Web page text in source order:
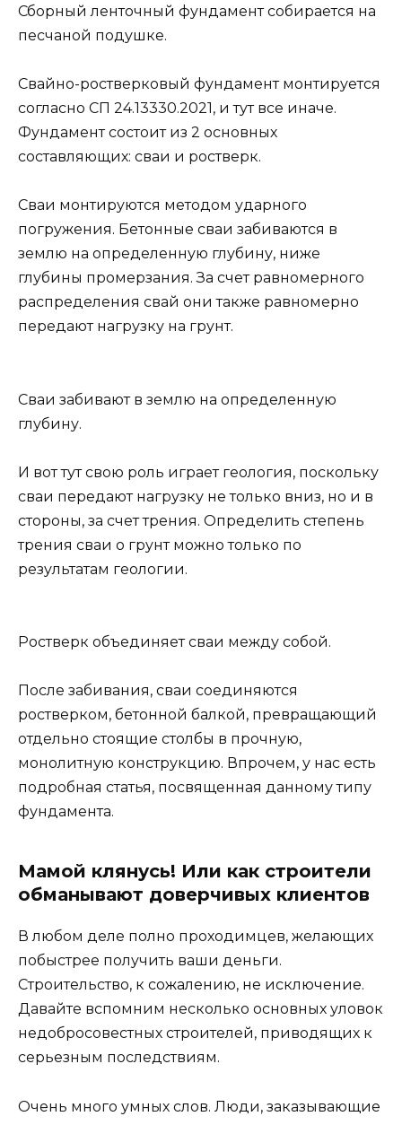
Сборный ленточный фундамент собирается на
песчаной подушке.
​Свайно-ростверковый фундамент монтируется
согласно СП 24.13330.2021, и тут все иначе.
Фундамент состоит из 2 основных
составляющих: сваи и ростверк.
Сваи монтируются методом ударного
погружения. Бетонные сваи забиваются в
землю на определенную глубину, ниже
глубины промерзания. За счет равномерного
распределения свай они также равномерно
передают нагрузку на грунт.
Сваи забивают в землю на определенную
глубину.
И вот тут свою роль играет геология, поскольку
сваи передают нагрузку не только вниз, но и в
стороны, за счет трения. Определить степень
трения сваи о грунт можно только по
результатам геологии.
Ростверк объединяет сваи между собой.
После забивания, сваи соединяются
ростверком, бетонной балкой, превращающий
отдельно стоящие столбы в прочную,
монолитную конструкцию. Впрочем, у нас есть
подробная статья, посвященная данному типу
фундамента.
Мамой клянусь! Или как строители
обманывают доверчивых клиентов
В любом деле полно проходимцев, желающих
побыстрее получить ваши деньги.
Строительство, к сожалению, не исключение.
Давайте вспомним несколько основных уловок
недобросовестных строителей, приводящих к
серьезным последствиям.
Очень много умных слов. Люди, заказывающие